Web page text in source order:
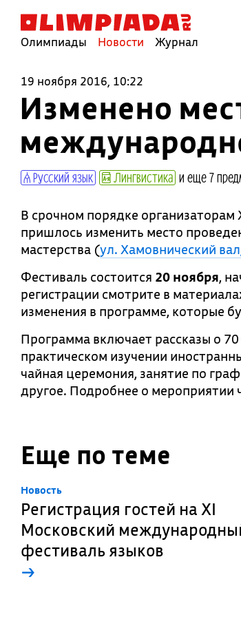
Олимпиады Новости Журнал
19 ноября 2016, 10:22
Изменено
Русский язык Лингвистика и еще 7
В срочном порядке
пришлось изменить место
мастерства (ул. Хамовнический
Фестиваль состоится 20 ноября,
регистрации смотрите в
изменения в программе, которые
Программа включает рассказы о
практическом изучении
чайная церемония, занятие по
другое. Подробнее о мероприятии
Еще по теме
Новость
Регистрация гостей на XI
Московский
фестиваль языков
→